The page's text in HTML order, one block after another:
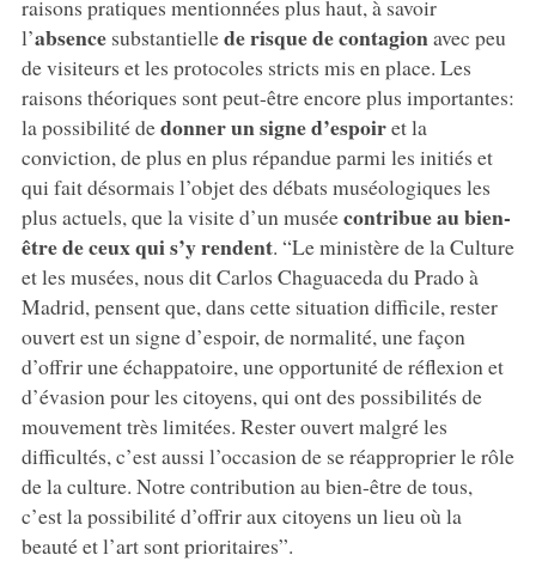
raisons pratiques mentionnées plus haut, à savoir
l’absencesubstantiellede risque de contagionavec peu
de visiteurs et les protocoles stricts mis en place. Les
raisons théoriques sont peut-être encore plus importantes:
la possibilité dedonner un signe d’espoiret la
conviction, de plus en plus répandue parmi les initiés et
qui fait désormais l’objet des débats muséologiques les
plus actuels, que la visite d’un muséecontribue au bien-
être de ceux qui s’y rendent. “Le ministère de la Culture
et les musées, nous dit Carlos Chaguaceda du Prado à
Madrid, pensent que, dans cette situation difficile, rester
ouvert est un signe d’espoir, de normalité, une façon
d’offrir une échappatoire, une opportunité de réflexion et
d’évasion pour les citoyens, qui ont des possibilités de
mouvement très limitées. Rester ouvert malgré les
difficultés, c’est aussi l’occasion de se réapproprier le rôle
de la culture. Notre contribution au bien-être de tous,
c’est la possibilité d’offrir aux citoyens un lieu où la
beauté et l’art sont prioritaires”.